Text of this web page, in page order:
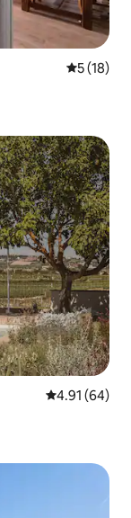
คะแนนเฉลี่
5 (18)
คะแนนเฉลี่ย
4.91 (64)